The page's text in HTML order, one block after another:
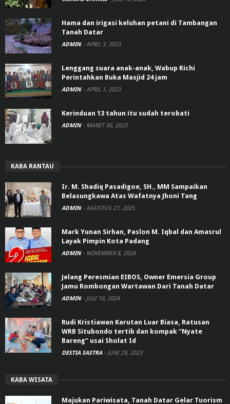
Hama dan irigasi keluhan petani di Tambangan
Tanah Datar
ADMIN - APRIL 3, 2023
Lenggang suara anak-anak, Wabup Richi
Perintahkan Buka Masjid 24 jam
ADMIN - APRIL 1, 2023
Kerinduan 13 tahun itu sudah terobati
ADMIN - MARET 30, 2023
KABA RANTAU
Ir. M. Shadiq Pasadigoe, SH., MM Sampaikan
Belasungkawa Atas Wafatnya Jhoni Tang
ADMIN - AGUSTUS 27, 2025
Mark Yunan Sirhan, Paslon M. Iqbal dan Amasrul
Layak Pimpin Kota Padang
ADMIN - NOVEMBER 8, 2024
Jelang Peresmian EIBOS, Owner Emersia Group
Jamu Rombongan Wartawan Dari Tanah Datar
ADMIN - JULI 10, 2024
Rudi Kristiawan Karutan Luar Biasa, Ratusan
WRB Situbondo tertib dan kompak “Nyate
Bareng” usai Sholat Id
DESTIA SASTRA - JUNI 29, 2023
KABA WISATA
Majukan Pariwisata, Tanah Datar Gelar Tuorism